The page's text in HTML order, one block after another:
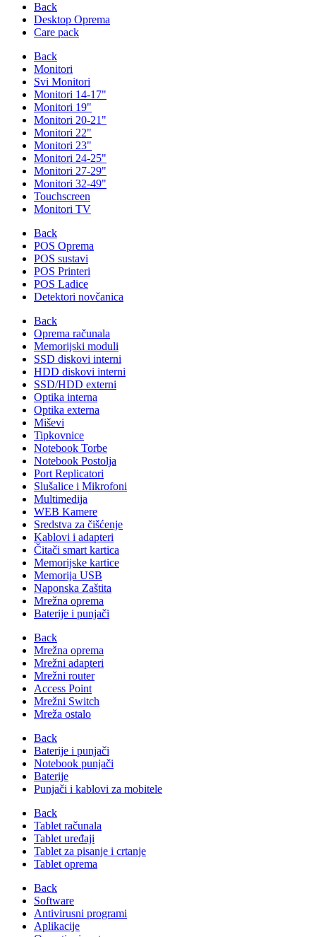
Back
Desktop Oprema
Care pack
Back
Monitori
Svi Monitori
Monitori 14-17"
Monitori 19"
Monitori 20-21"
Monitori 22"
Monitori 23"
Monitori 24-25"
Monitori 27-29"
Monitori 32-49"
Touchscreen
Monitori TV
Back
POS Oprema
POS sustavi
POS Printeri
POS Ladice
Detektori novčanica
Back
Oprema računala
Memorijski moduli
SSD diskovi interni
HDD diskovi interni
SSD/HDD externi
Optika interna
Optika externa
Miševi
Tipkovnice
Notebook Torbe
Notebook Postolja
Port Replicatori
Slušalice i Mikrofoni
Multimedija
WEB Kamere
Sredstva za čišćenje
Kablovi i adapteri
Čitači smart kartica
Memorijske kartice
Memorija USB
Naponska Zaštita
Mrežna oprema
Baterije i punjači
Back
Mrežna oprema
Mrežni adapteri
Mrežni router
Access Point
Mrežni Switch
Mreža ostalo
Back
Baterije i punjači
Notebook punjači
Baterije
Punjači i kablovi za mobitele
Back
Tablet računala
Tablet uređaji
Tablet za pisanje i crtanje
Tablet oprema
Back
Software
Antivirusni programi
Aplikacije